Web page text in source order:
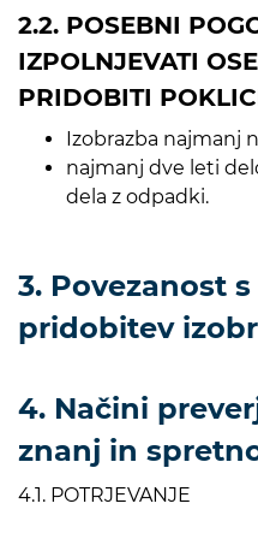
2.2. POSEBNI
IZPOLNJEVATI
PRIDOBITI
Izobrazba najmanj
najmanj dve leti
dela z odpadki.
3. Povezanost
pridobitev
4. Načini
znanj in
4.1. POTRJEVANJE